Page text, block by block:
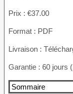
Prix : €37.00
Format : PDF
Livraison :
Garantie : 60 jours
Sommaire